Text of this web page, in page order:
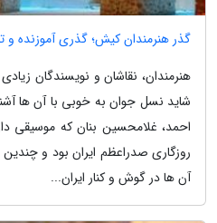
گذر هنرمندان کیش؛ گذری آموزنده و
هنرمندان، نقاشان و نویسندگان
شاید نسل جوان به خوبی با آن ها
احمد، غلامحسین بنان که موسیقی
روزگاری صدراعظم ایران بود و
آن ها در گوش و کنار ایران...